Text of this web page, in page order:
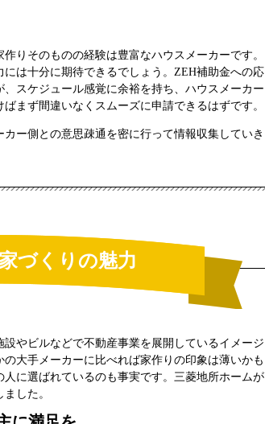
りそのものの経験は豊富なハウスメーカーです。
は十分に期待できるでしょう。ZEH補助金への応
スケジュール感覚に余裕を持ち、ハウスメーカー
まず間違いなくスムーズに申請できるはずです。
ー側との意思疎通を密に行って情報収集していき
づくりの魅力
やビルなどで不動産事業を展開しているイメージ
大手メーカーに比べれば家作りの印象は薄いかも
に選ばれているのも事実です。三菱地所ホームが
した。